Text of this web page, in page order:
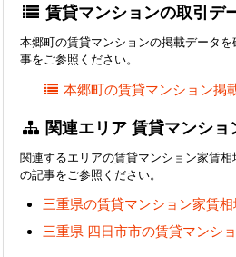
賃貸マンションの取引デ
本郷町の賃貸マンションの掲載データ
事をご参照ください。
本郷町の賃貸マンション掲
関連エリア 賃貸マンショ
関連するエリアの賃貸マンション家賃
の記事をご参照ください。
三重県の賃貸マンション家賃
三重県 四日市市の賃貸マンシ